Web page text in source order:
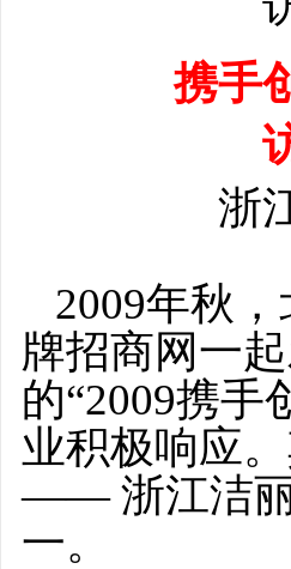
携手
浙
2009年秋
牌招商网一
的“2009携手
业积极响应
—— 浙江洁丽
一。